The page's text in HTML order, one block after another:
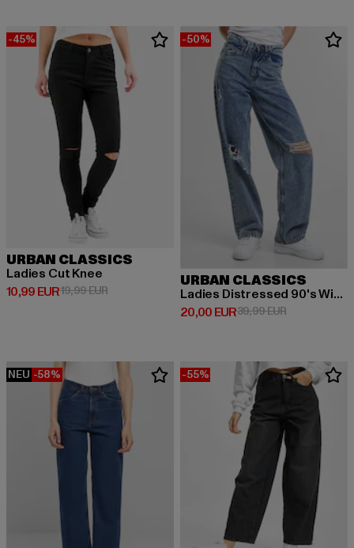
-45%
URBAN CLASSICS
Ladies Cut Knee
10,99 EUR
Derzeitiger Preis: 10,99 EUR
19,99 EURAktionspreis: 19,99 EUR
-50%
URBAN CLASSICS
Ladies Distressed 90's Wide Leg Denim Pants
20,00 EUR
Derzeitiger Preis: 20,00 EUR
39,99 EURAktionspreis:
NEU -58% -55%